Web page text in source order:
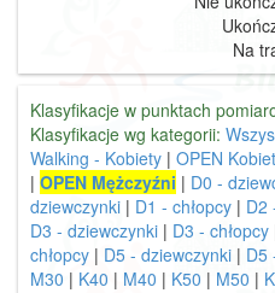
Na
Klasyfikacje w punktach
Klasyfikacje wg kategorii:
Walking - Kobiety | OPEN
| OPEN Mężczyźni | D0 -
dziewczynki | D1 - chłopcy | D2
D3 - dziewczynki | D3 - chłopcy
chłopcy | D5 - dziewczynki | D5
M30 | K40 | M40 | K50 | M50 |